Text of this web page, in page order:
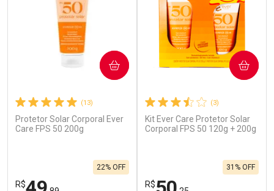
(13)
Protetor Solar Corporal Ever
Care FPS 50 200g
R$
22% OFF
COMPRAR
(3)
Kit Ever Care Protetor Solar
Corporal FPS 50 120g + 200g
R$
31% OFF
COMPRAR